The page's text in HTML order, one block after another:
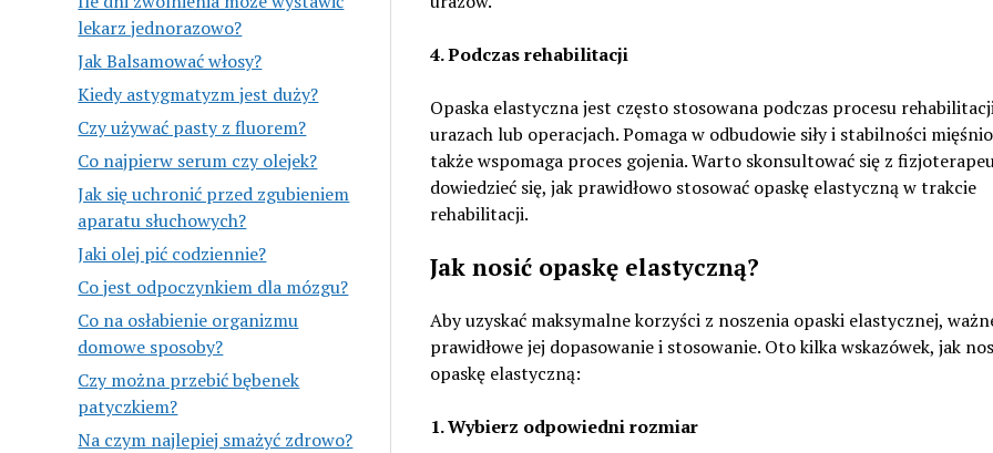
lekarz jednorazowo?
Jak Balsamować włosy?
Kiedy astygmatyzm jest duży?
Czy używać pasty z fluorem?
Co najpierw serum czy olejek?
Jak się uchronić przed zgubieniem
aparatu słuchowych?
Jaki olej pić codziennie?
Co jest odpoczynkiem dla mózgu?
Co na osłabienie organizmu
domowe sposoby?
Czy można przebić bębenek
patyczkiem?
Na czym najlepiej smażyć zdrowo?
4. Podczas rehabilitacji
Opaska elastyczna jest często stosowana podczas procesu
urazach lub operacjach. Pomaga w odbudowie siły i stabilności
także wspomaga proces gojenia. Warto skonsultować się z
dowiedzieć się, jak prawidłowo stosować opaskę elastyczną w trakcie
rehabilitacji.
Jak nosić opaskę elastyczną?
Aby uzyskać maksymalne korzyści z noszenia opaski elastycznej,
prawidłowe jej dopasowanie i stosowanie. Oto kilka wskazówek, jak
opaskę elastyczną:
1. Wybierz odpowiedni rozmiar